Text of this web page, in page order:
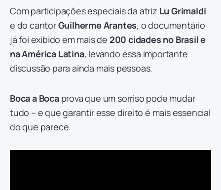
Com participações especiais da atriz Lu Grimaldi
e do cantorGuilherme Arantes, o documentário
já foi exibido em mais de 200 cidades no Brasil e
na América Latina, levando essa importante
discussão para ainda mais pessoas.
Boca a Bocaprova que um sorriso pode mudar
tudo – e que garantir esse direito é mais essencial
do que parece.